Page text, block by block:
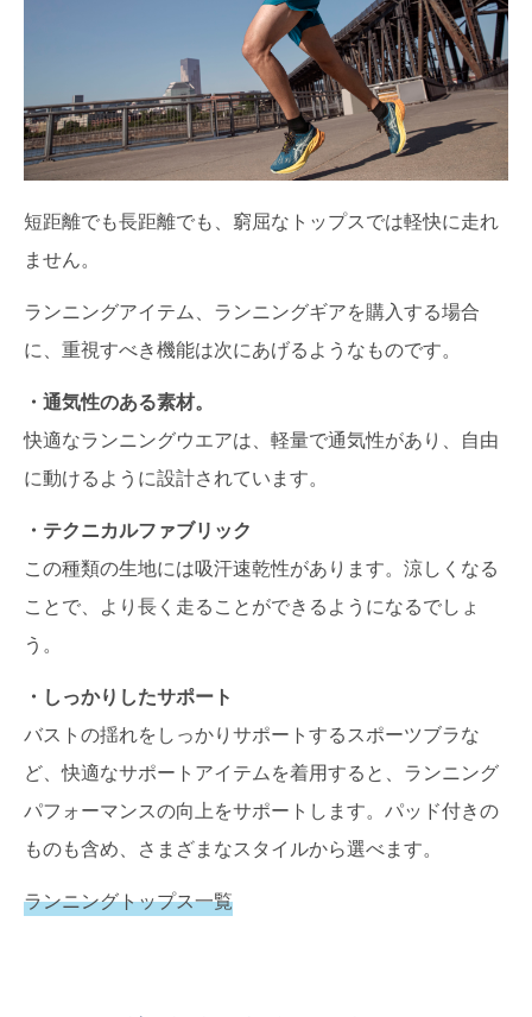
短距離でも長距離でも、窮屈なトップスでは軽快に走れ
ません。
ランニングアイテム、ランニングギアを購入する場合
に、重視すべき機能は次にあげるようなものです。
・通気性のある素材。
快適なランニングウエアは、軽量で通気性があり、自由
に動けるように設計されています。
・テクニカルファブリック
この種類の生地には吸汗速乾性があります。涼しくなる
ことで、より長く走ることができるようになるでしょ
う。
・しっかりしたサポート
バストの揺れをしっかりサポートするスポーツブラな
ど、快適なサポートアイテムを着用すると、ランニング
パフォーマンスの向上をサポートします。パッド付きの
ものも含め、さまざまなスタイルから選べます。
ランニングトップス一覧